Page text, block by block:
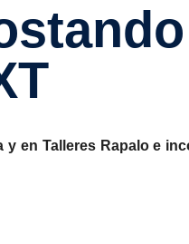
en Talleres Rapalo e